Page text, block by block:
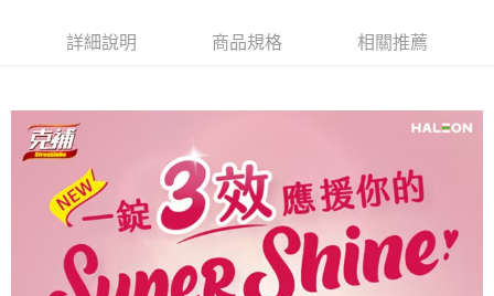
「AFTEE先享後付」，若未經同意申辦者引起之損失，本公司不負相關責
請求用戶進行身份認證。
５．嚴禁一人註冊多個帳號或使用他人資訊註冊。若發現惡意使用之情形，
恩沛科技股份有限公司將有權停止該用戶之使用額度並採取法律行動。
宅配(本島)
付款後寶雅門市自取(由倉庫統一出貨)
每筆NT$80，滿NT$290(含以上)免運費
詳細說明 商品規格 相關推薦